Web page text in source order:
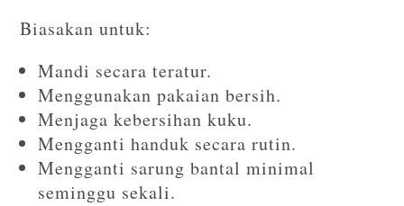
Biasakan untuk:
Mandi secara teratur.
Menggunakan pakaian bersih.
Menjaga kebersihan kuku.
Mengganti handuk secara rutin.
Mengganti sarung bantal minimal
seminggu sekali.